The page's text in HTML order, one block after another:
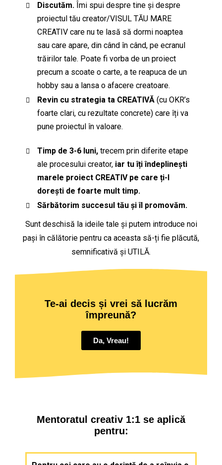
Discutăm.Îmi spui despre tine și despre
proiectul tău creator/VISUL TĂU MARE
CREATIV care nu te lasă să dormi noaptea
sau care apare, din când în când, pe ecranul
trăirilor tale. Poate fi vorba de un proiect
precum a scoate o carte, a te reapuca de un
hobby sau a lansa o afacere creatoare.
Revin cu strategia ta CREATIVĂ(cu OKR’s
foarte clari, cu rezultate concrete) care îți va
pune proiectul în valoare.
Timp de 3-6 luni, trecem prin diferite etape
ale procesului creator, iar tu îți îndeplinești
marele proiect CREATIV pe care ți-l
dorești de foarte mult timp.
Sărbătorim succesul tău și îl promovăm.
Sunt deschisă la ideile tale și putem introduce noi
pași în călătorie pentru ca aceasta să-ți fie plăcută,
semnificativă și UTILĂ.
Te-ai decis și vrei să lucrăm
împreună?
Da, Vreau!
Mentoratul creativ 1:1 se aplică
pentru: